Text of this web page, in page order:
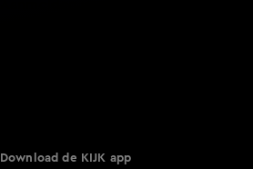
Download de KIJK app